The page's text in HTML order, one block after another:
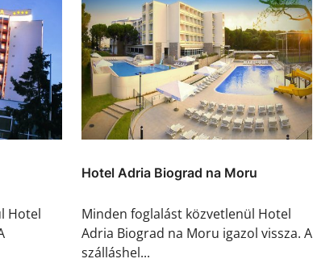
Hotel
Hotel Adria Biograd na Moru
Minden foglalást közvetlenül Hotel
Adria Biograd na Moru igazol vissza. A
szálláshel...